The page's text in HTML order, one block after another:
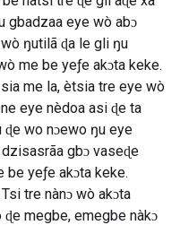
gbadzaa eye wò abɔ
ŋutilã ɖa le gli ŋu
me be yeƒe akɔta keke.
sia me la, ètsia tre eye wò
eye nèdoa asi ɖe ta
ɖe wo nɔewo ŋu eye
gbɔ vaseɖe
yeƒe akɔta keke.
tre nànɔ wò akɔta
megbe, emegbe nàkɔ